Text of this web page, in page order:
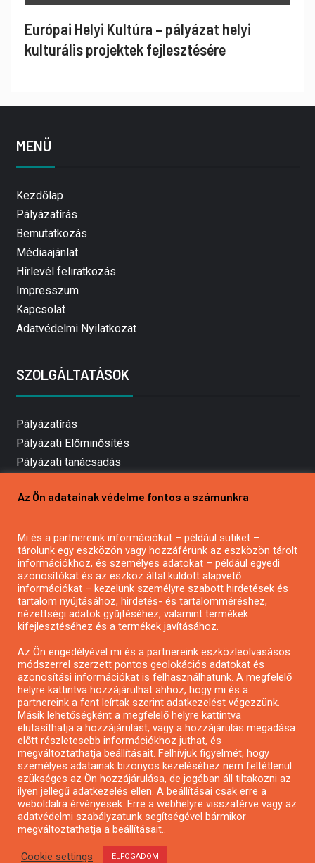
Európai Helyi Kultúra – pályázat helyi
kulturális projektek fejlesztésére
MENÜ
Kezdőlap
Pályázatírás
Bemutatkozás
Médiaajánlat
Hírlevél feliratkozás
Impresszum
Kapcsolat
Adatvédelmi Nyilatkozat
SZOLGÁLTATÁSOK
Pályázatírás
Pályázati Előminősítés
Pályázati tanácsadás
Mezőgazdasági pályázatírás
Pályázatírás civil szervezeteknek
Pályázatírás önkormányzatoknak
Pályázatfigyelés
Specifikus pályázatfigyelés vagy hírlevél
Pályázatok magánszemélyeknek
Pályázatok civil szervezeteknek
Pályázatok vállalkozásoknak
Önkormányzati pályázatok
Mezőgazdasági pályázatok
Falusi turizmus pályázatok
Napelem pályázatok
GINOP pályázatok
Az Ön adatainak védelme fontos a számunkra
Mi és a partnereink információkat – például sütiket –
tárolunk egy eszközön vagy hozzáférünk az eszközön tárolt
információkhoz, és személyes adatokat – például egyedi
azonosítókat és az eszköz által küldött alapvető
információkat – kezelünk személyre szabott hirdetések és
tartalom nyújtásához, hirdetés- és tartalomméréshez,
nézettségi adatok gyűjtéséhez, valamint termékek
kifejlesztéséhez és a termékek javításához.
Az Ön engedélyével mi és a partnereink eszközleolvasásos
módszerrel szerzett pontos geolokációs adatokat és
azonosítási információkat is felhasználhatunk. A megfelelő
helyre kattintva hozzájárulhat ahhoz, hogy mi és a
partnereink a fent leírtak szerint adatkezelést végezzünk.
Másik lehetőségként a megfelelő helyre kattintva
elutasíthatja a hozzájárulást, vagy a hozzájárulás megadása
előtt részletesebb információkhoz juthat, és
megváltoztathatja beállításait. Felhívjuk figyelmét, hogy
személyes adatainak bizonyos kezeléséhez nem feltétlenül
szükséges az Ön hozzájárulása, de jogában áll tiltakozni az
ilyen jellegű adatkezelés ellen. A beállításai csak erre a
weboldalra érvényesek. Erre a webhelyre visszatérve vagy az
adatvédelmi szabályzatunk segítségével bármikor
megváltoztathatja a beállításait..
Cookie settings ELFOGADOM